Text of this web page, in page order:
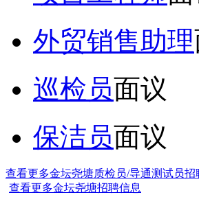
外贸销售助理
巡检员面议
保洁员面议
查看更多金坛尧塘质检员/导通测试员招
查看更多金坛尧塘招聘信息